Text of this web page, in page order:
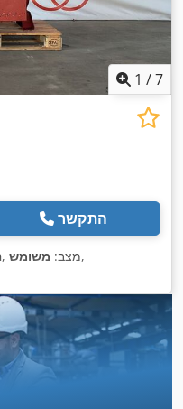
1 /7
התקשר
, מצב: משומש ,